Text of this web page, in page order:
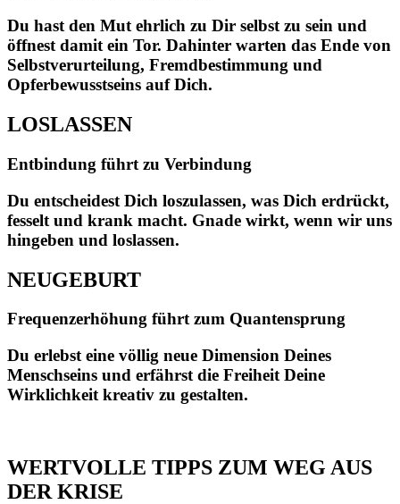
Du hast den Mut ehrlich zu Dir selbst zu sein und
öffnest damit ein Tor. Dahinter warten das Ende von
Selbstverurteilung, Fremdbestimmung und
Opferbewusstseins auf Dich.
LOSLASSEN
Entbindung führt zu Verbindung
Du entscheidest Dich loszulassen, was Dich erdrückt,
fesselt und krank macht. Gnade wirkt, wenn wir uns
hingeben und loslassen.
NEUGEBURT
Frequenzerhöhung führt zum Quantensprung
Du erlebst eine völlig neue Dimension Deines
Menschseins und erfährst die Freiheit Deine
Wirklichkeit kreativ zu gestalten.
WERTVOLLE TIPPS ZUM WEG AUS
DER KRISE